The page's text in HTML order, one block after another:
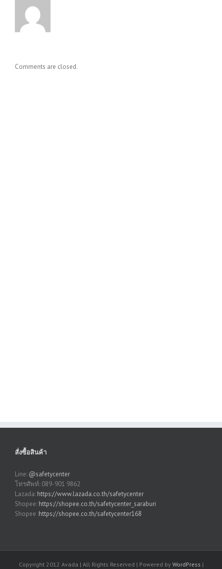
Comments are closed.
สั่งซื้อสินค้า
Line: @safetycenter
โทรศัพท์: 089-901 9862
Lazada: https://www.lazada.co.th/safetycenter
Shopee: https://shopee.co.th/safetycenter_saraburi
Shopee :https://shopee.co.th/safetycenter168
Copyright 2012 Avada | All Rights Reserved | Powered by WordPress |